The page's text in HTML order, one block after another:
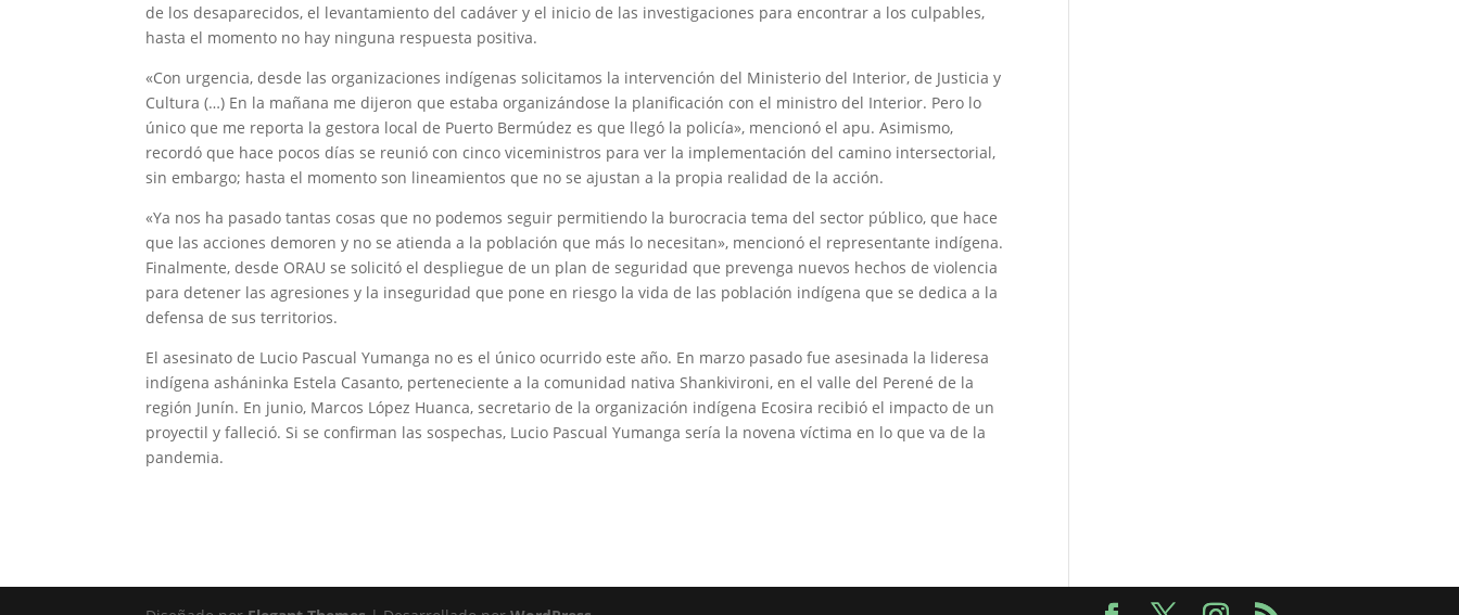
de los desaparecidos, el levantamiento del cadáver y el inicio de las investigaciones para encontrar a los culpables,
hasta el momento no hay ninguna respuesta positiva.
«Con urgencia, desde las organizaciones indígenas solicitamos la intervención del Ministerio del Interior, de Justicia y
Cultura (…) En la mañana me dijeron que estaba organizándose la planificación con el ministro del Interior. Pero lo
único que me reporta la gestora local de Puerto Bermúdez es que llegó la policía», mencionó el apu. Asimismo,
recordó que hace pocos días se reunió con cinco viceministros para ver la implementación del camino intersectorial,
sin embargo; hasta el momento son lineamientos que no se ajustan a la propia realidad de la acción.
«Ya nos ha pasado tantas cosas que no podemos seguir permitiendo la burocracia tema del sector público, que hace
que las acciones demoren y no se atienda a la población que más lo necesitan», mencionó el representante indígena.
Finalmente, desde ORAU se solicitó el despliegue de un plan de seguridad que prevenga nuevos hechos de violencia
para detener las agresiones y la inseguridad que pone en riesgo la vida de las población indígena que se dedica a la
defensa de sus territorios.
El asesinato de Lucio Pascual Yumanga no es el único ocurrido este año. En marzo pasado fue asesinada la lideresa
indígena asháninka Estela Casanto, perteneciente a la comunidad nativa Shankivironi, en el valle del Perené de la
región Junín. En junio, Marcos López Huanca, secretario de la organización indígena Ecosira recibió el impacto de un
proyectil y falleció. Si se confirman las sospechas, Lucio Pascual Yumanga sería la novena víctima en lo que va de la
pandemia.